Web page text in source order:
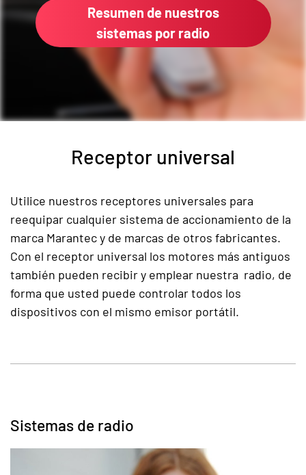
Resumen de nuestros
sistemas por radio
Receptor universal
Utilice nuestros receptores universales para
reequipar cualquier sistema de accionamiento de la
marca Marantec y de marcas de otros fabricantes.
Con el receptor universal los motores más antiguos
también pueden recibir y emplear nuestra radio, de
forma que usted puede controlar todos los
dispositivos con el mismo emisor portátil.
Sistemas de radio